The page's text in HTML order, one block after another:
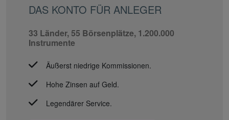
DAS KONTO FÜR ANLEGER
33 Länder, 55 Börsenplätze, 1.200.000
Instrumente
Äußerst niedrige Kommissionen.
Hohe Zinsen auf Geld.
Legendärer Service.